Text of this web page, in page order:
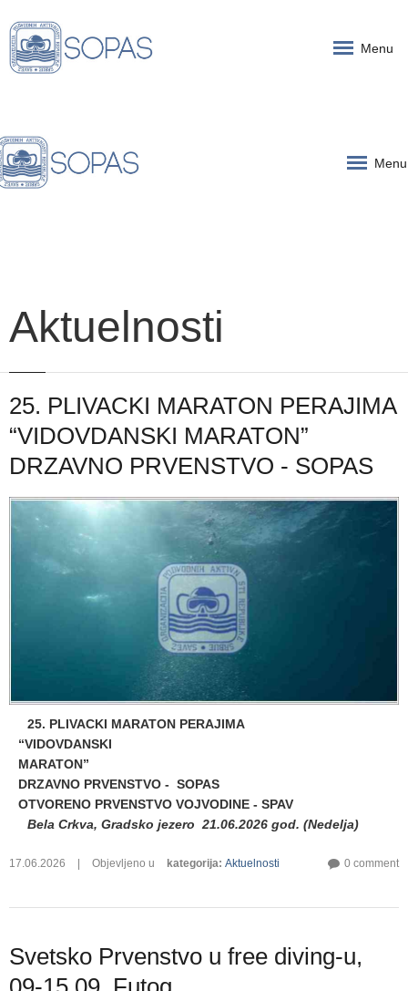
Menu
Menu
Aktuelnosti
25. PLIVACKI MARATON PERAJIMA
“VIDOVDANSKI MARATON”
DRZAVNO PRVENSTVO - SOPAS
25. PLIVACKI MARATON PERAJIMA
“VIDOVDANSKI
DRZAVNO PRVENSTVO - SOPAS
OTVORENO PRVENSTVO VOJVODINE - SPAV
Bela Crkva, Gradsko jezero 21.06.2026 god. (Nedelja)
17.06.2026 Objevljeno u kategorija: Aktuelnosti 0 comment
Svetsko Prvenstvo u free diving-u,